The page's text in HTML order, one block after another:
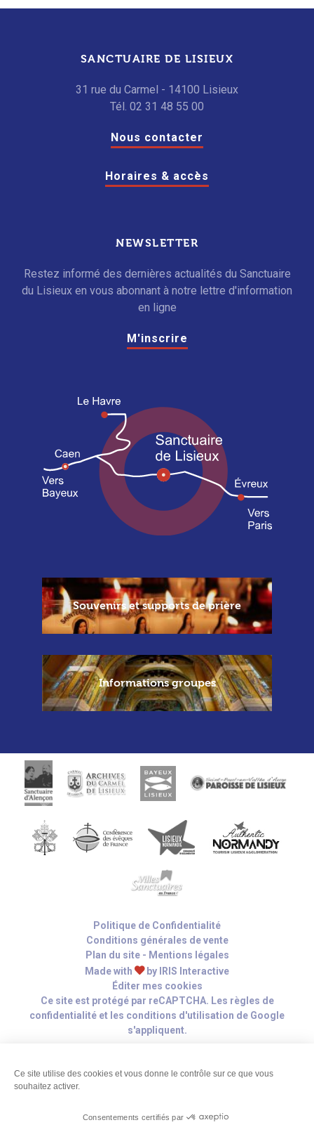
SANCTUAIRE DE LISIEUX
31 rue du Carmel - 14100 Lisieux
Tél. 02 31 48 55 00
Nous contacter
Horaires & accès
NEWSLETTER
Restez informé des dernières actualités du Sanctuaire
du Lisieux en vous abonnant à notre lettre d'information
en ligne
M'inscrire
Souvenirs et supports de prière
Informations groupes
Politique de Confidentialité
Conditions générales de vente
Plan du site - Mentions légales
Made with
by
IRIS Interactive
Éditer mes cookies
Ce site est protégé par reCAPTCHA. Les règles de
confidentialité et les conditions d'utilisation de Google
s'appliquent.
Ce site utilise des cookies et vous donne le contrôle sur ce que vous
souhaitez activer.
Consentements certifiés par